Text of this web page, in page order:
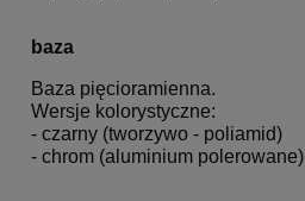
baza
Baza pięcioramienna.
Wersje kolorystyczne:
- czarny (tworzywo - poliamid)
- chrom (aluminium polerowane)